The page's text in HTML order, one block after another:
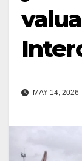
MAY 14, 2026